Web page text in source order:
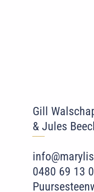
Gill
& Jules
0480 69 13